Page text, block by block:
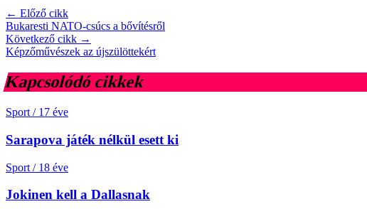
← Előző cikk
Bukaresti NATO-csúcs a bővítésről
Következő cikk →
Képzőművészek az újszülöttekért
Kapcsolódó cikkek
Sport / 17 éve
Sarapova játék nélkül esett ki
Sport / 18 éve
Jokinen kell a Dallasnak